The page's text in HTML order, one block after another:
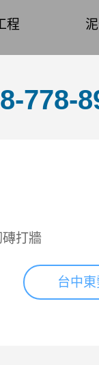
程
778-
打牆
台中